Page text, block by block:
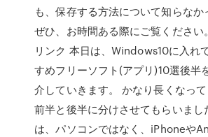
も、保存する方法について知らなか
ぜひ、お時間ある際にご覧ください
リンク 本日は、Windows10に入れ
すめフリーソフト(アプリ)10選後半
介していきます。 かなり長くなっ
前半と後半に分けさせてもらいまし
は、パソコンではなく、iPhoneや